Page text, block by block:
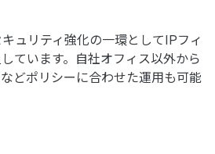
ュリティ強化の一環としてIPフィ
ています。自社オフィス以外から
どポリシーに合わせた運用も可能